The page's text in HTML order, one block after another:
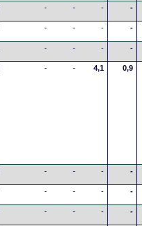
- - - -
- - - -
- - - -
- - 4,1 0,9
- - - -
- - - -
- - - -